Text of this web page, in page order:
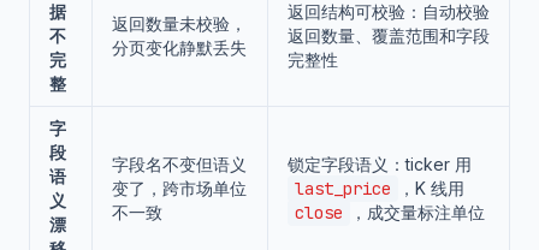
据
不
完
整
返回数量未校验，
分页变化静默丢失
返回结构可校验：自动校验
返回数量、覆盖范围和字段
完整性
字
段
语
义
漂
字段名不变但语义
变了，跨市场单位
不一致
锁定字段语义：ticker 用
last_price ，K 线用
close ，成交量标注单位